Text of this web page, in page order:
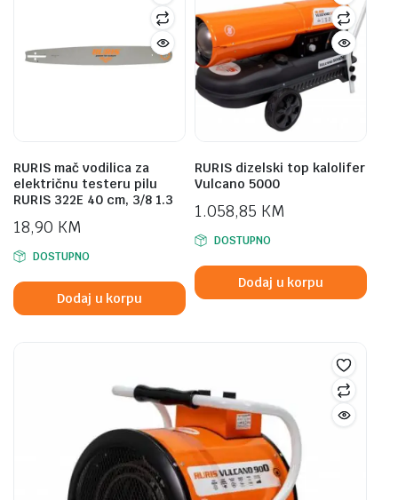
RURIS mač vodilica za
električnu testeru pilu
RURIS 322E 40 cm, 3/8 1.3
18,90 KM
DOSTUPNO
Dodaj u korpu
RURIS dizelski top kalolifer
Vulcano 5000
1.058,85 KM
DOSTUPNO
Dodaj u korpu